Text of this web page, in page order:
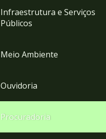
Infraestrutura e Serviços
Públicos
Meio Ambiente
Ouvidoria
Procuradoria